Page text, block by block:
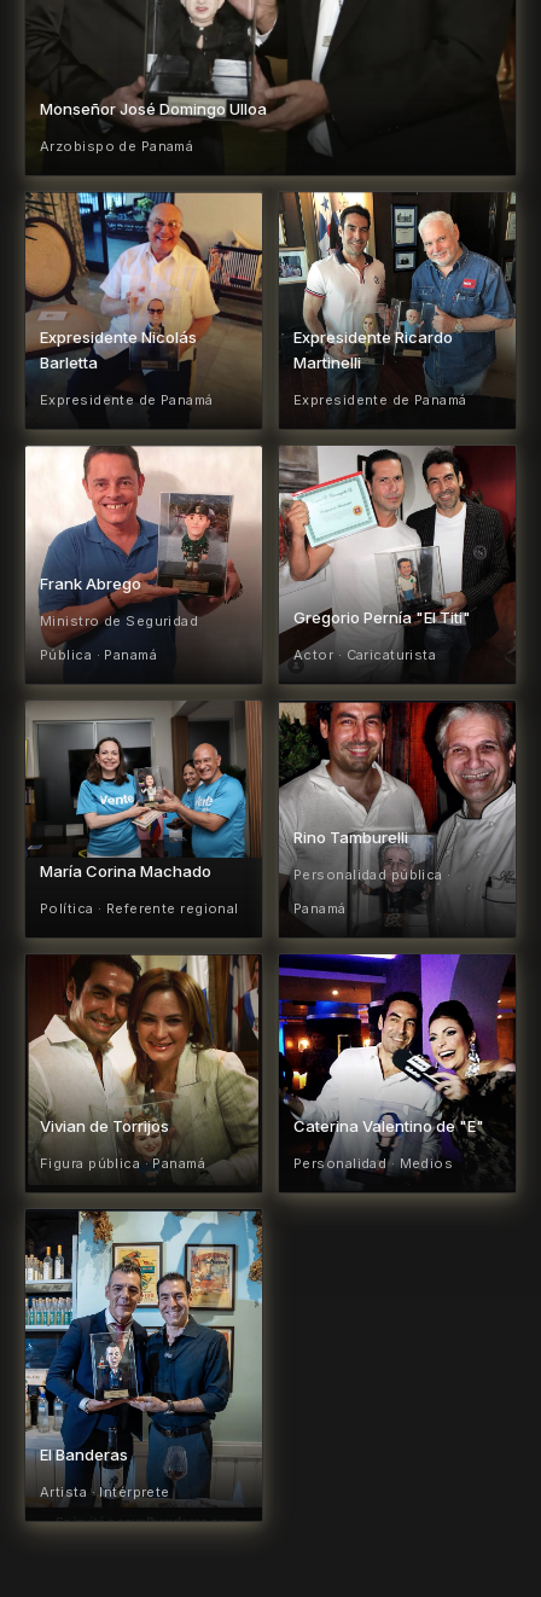
Monseñor José Domingo Ulloa
Arzobispo de Panamá
Expresidente Nicolás
Barletta
Expresidente de Panamá
Expresidente Ricardo
Martinelli
Expresidente de Panamá
Frank Abrego
Ministro de Seguridad
Pública · Panamá
Gregorio Pernía "El Titi"
Actor · Caricaturista
María Corina Machado
Política · Referente regional
Rino Tamburelli
Personalidad pública ·
Panamá
Vivian de Torrijos
Figura pública · Panamá
Caterina Valentino de "E"
Personalidad · Medios
El Banderas
Artista · Intérprete